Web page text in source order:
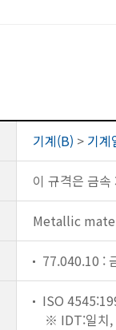
기계(B) > 기계
이 규격은 금
Metallic
77.040.10 :
ISO
※ IDT:일치,